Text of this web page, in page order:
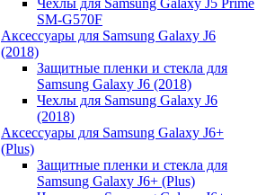
SM-G570F
Аксессуары для Samsung Galaxy J6
(2018)
Защитные пленки и стекла для
Samsung Galaxy J6 (2018)
Чехлы для Samsung Galaxy J6
(2018)
Аксессуары для Samsung Galaxy J6+
(Plus)
Защитные пленки и стекла для
Samsung Galaxy J6+ (Plus)